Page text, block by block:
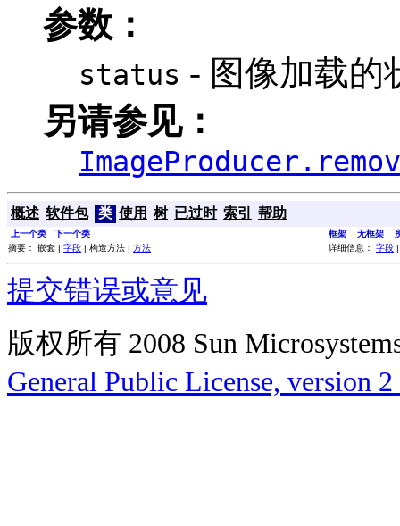
参数：
status - 图像加载的
另请参见：
概述 软件包 类 使用 树 已过时 索引 帮助
上一个类 下一个类 框架 无框架
摘要： 嵌套 | 字段 | 构造方法 | 方法 详细信息： 字段
提交错误或意见
版权所有 2008 Sun
General Public License, version